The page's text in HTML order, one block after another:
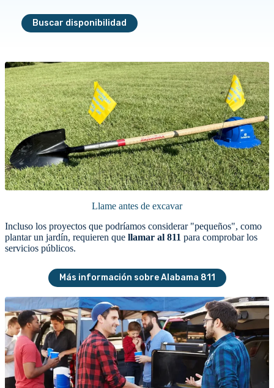
Buscar disponibilidad
Llame antes de excavar
Incluso los proyectos que podríamos considerar "pequeños", como
plantar un jardín, requieren que llamar al 811 para comprobar los
servicios públicos.
Más información sobre Alabama 811